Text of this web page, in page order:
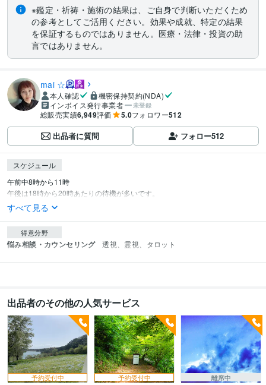
※鑑定・祈祷・施術の結果は、ご自身で判断いただくため
の参考としてご活用ください。効果や成就、特定の結果
を保証するものではありません。医療・法律・投資の助
言ではありません。
mai ☆
本人確認
機密保持契約(NDA)
インボイス発行事業者
未登録
総販売実績6,949評価 5.0フォロワー512
出品者に質問 フォロー512
スケジュール
午前中8時から11時
午後は18時から20時あたりの待機が多いです。
すべて見る
得意分野
悩み相談・カウンセリング 透視、霊視、タロット
出品者のその他の人気サービス
予約受付中
予約受付中
離席中